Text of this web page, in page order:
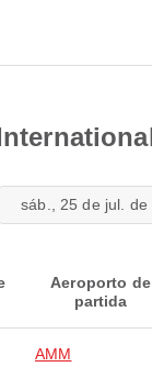
sáb., 25 de jul. de
Aeroporto de
partida
AMM